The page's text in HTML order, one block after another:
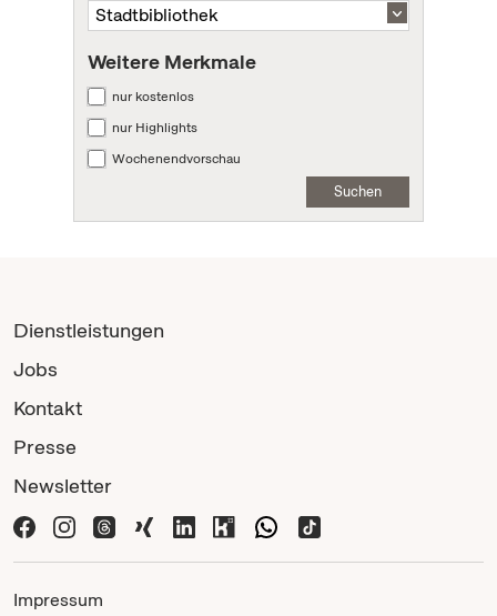
Weitere Merkmale
nur kostenlos
nur Highlights
Wochenendvorschau
Suchen
Dienstleistungen
Jobs
Kontakt
Presse
Newsletter
Impressum